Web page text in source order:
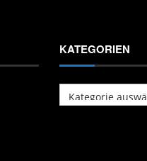
KATEGORIEN
Kategorien